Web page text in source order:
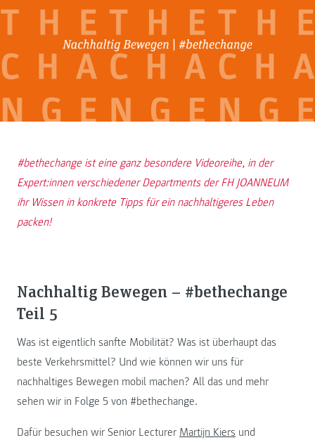
#bethechange ist eine ganz besondere Videoreihe, in der
Expert:innen verschiedener Departments der FH JOANNEUM
ihr Wissen in konkrete Tipps für ein nachhaltigeres Leben
packen!
Nachhaltig Bewegen – #bethechange
Teil 5
Was ist eigentlich sanfte Mobilität? Was ist überhaupt das
beste Verkehrsmittel? Und wie können wir uns für
nachhaltiges Bewegen mobil machen? All das und mehr
sehen wir in Folge 5 von #bethechange.
Dafür besuchen wir Senior Lecturer Martijn Kiers und